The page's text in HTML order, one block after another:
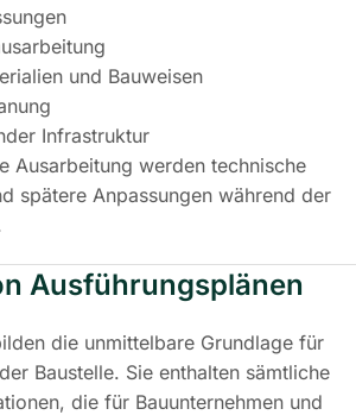
und Bauweisen
Infrastruktur
Ausarbeitung werden technische
spätere Anpassungen während der
Ausführungsplänen
die unmittelbare Grundlage für
Baustelle. Sie enthalten sämtliche
die für Bauunternehmen und